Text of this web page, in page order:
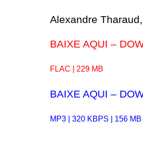
Alexandre
BAIXE AQUI –
FLAC | 229 MB
BAIXE AQUI –
MP3 | 320 KBPS | 156 MB